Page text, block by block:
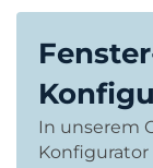
In unserem
Konfigurator